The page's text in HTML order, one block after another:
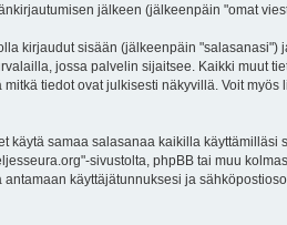
jälkeen (jälkeenpäin "omat
kirjaudut sisään (jälkeenpäin "salasanasi")
jossa palvelin sijaitsee. Kaikki muut
tiedot ovat julkisesti näkyvillä. Voit
samaa salasanaa kaikilla
sivustolta, phpBB tai muu
käyttäjätunnuksesi ja